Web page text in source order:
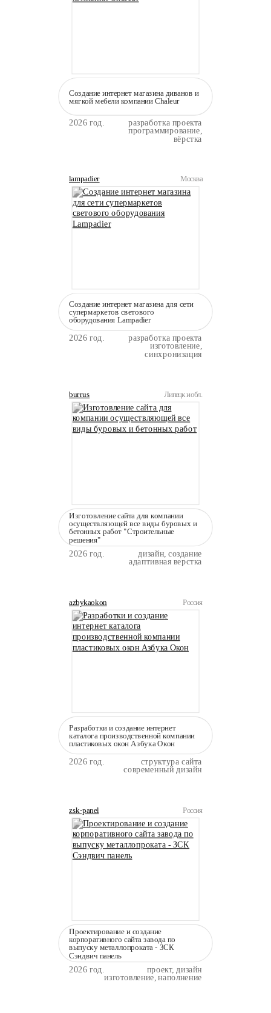
Создание интернет магазина диванов и
мягкой мебели компании Сhaleur
2026 год. разработка проекта
программирование,
вёрстка
lampadier Москва
Создание интернет магазина для сети
супермаркетов светового
оборудования Lampadier
2026 год. разработка проекта
изготовление,
синхронизация
burrus Липецк и обл.
Изготовление сайта для компании
осуществляющей все виды буровых и
бетонных работ "Строительные
решения"
2026 год. дизайн, создание
адаптивная верстка
azbykaokon Россия
Разработки и создание интернет
каталога производственной компании
пластиковых окон Азбука Окон
2026 год.
структура сайта
современный дизайн
zsk-panel Россия
Проектирование и создание
корпоративного сайта завода по
выпуску металлопроката - ЗСК
Сэндвич панель
2026 год.
проект, дизайн
изготовление, наполнение